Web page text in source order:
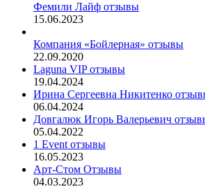
Фемили Лайф отзывы
15.06.2023
Компания «Бойлерная» отзывы
22.09.2020
Laguna VIP отзывы
19.04.2024
Ирина Сергеевна Никитенко
06.04.2024
Довгалюк Игорь Валерьевич
05.04.2022
1 Event отзывы
16.05.2023
Арт-Стом Отзывы
04.03.2023